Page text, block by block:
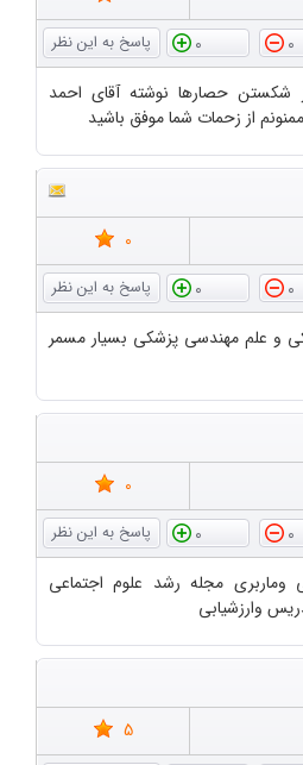
0
0
حصارها نوشته آقای احمد
از زحمات شما موفق باشید
0
0
0
و علم مهندسی پزشکی بسیار مسمر
0
0
0
وماربری مجله رشد علوم اجتماعی
وارزشیابی
5